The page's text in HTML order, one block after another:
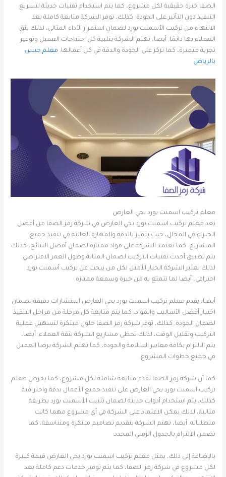
الصفا خبرة حقيقية لكل مشروع، كما يتم استخدام تقنيات حديثة لتسريع
التنفيذ دون التأثير على الجودة. كذلك، توفر الشركة متابعة كاملة بعد
الانتهاء من تركيب الأسمنت بورد لضمان استمرار الأداء المثالي، لذلك يثق
العملاء بها دائمًا. أيضا، تهتم الشركة بتلبية كل احتياجات العميل وتوفير
تجربة متميزة، كما تركز على الجودة والدقة في كل أعمالها. معلم جبس
بالرياض
معلم تركيب اسمنت بورد بحي العارض
يعد معلم تركيب اسمنت بورد بحي العارض في شركة رمز الصفا من أفضل
الخبراء في المجال، حيث يتميز بالدقة والمهارة العالية في تنفيذ جميع
المشاريع. كما تعتمد الشركة على مواد ممتازة لضمان أفضل النتائج، كذلك
يتم تطبيق أحدث تقنيات التركيب لضمان المتانة وطول العمر الافتراضي.
لذلك تعتبر الشركة الخيار الأمثل لكل من يبحث عن تركيب أسمنت بورد
احترافي، أيضا لما تتمتع به من خبرة وسمعة ممتازة.
أيضا، يقدم معلم تركيب اسمنت بورد بحي العارض استشارات دقيقة لضمان
اختيار أفضل الأساليب والمواد، كما يتم متابعة كل مرحلة من مراحل التنفيذ
لضمان الجودة. كذلك، توفر شركة رمز الصفا حلول مبتكرة لتسهيل عملية
التركيب وتقليل الوقت، لذلك تحظى مشاريع الشركة بثقة العملاء. أيضا،
يتم الالتزام بكافة معايير السلامة والجودة، كما تهتم الشركة برضا العميل
في جميع خطوات المشروع.
كما أن شركة رمز الصفا تقدم متابعة شاملة لكل مشروع، كما يحرص معلم
تركيب اسمنت بورد بحي العارض على تنفيذ جميع الأعمال بدقة واحترافية.
كذلك، يتم استخدام أدوات حديثة لضمان تثبيت الأسمنت بورد بطريقة
مثالية، لذلك يمكن الاعتماد على الشركة في أي مشروع مهما كانت
متطلباته. أيضا، تهتم الشركة بتقديم تصاميم مبتكرة ومتناسقة، كما
تضمن الالتزام بالجدول الزمني المحدد.
بالإضافة إلى ذلك، يمثل معلم تركيب اسمنت بورد بحي العارض قيمة كبيرة
لكل مشروع في شركة رمز الصفا، كما يتم توفير خدمات دعم كاملة بعد